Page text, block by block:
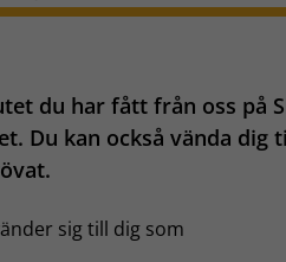
du har fått från oss på
Du kan också vända dig
sig till dig som